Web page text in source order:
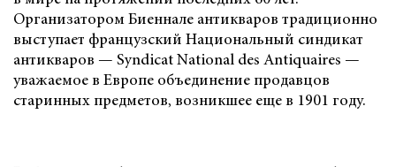
Организатором Биеннале антикваров традиционно
выступает французский Национальный синдикат
антикваров — Syndicat National des Antiquaires —
уважаемое в Европе объединение продавцов
старинных предметов, возникшее еще в 1901 году.